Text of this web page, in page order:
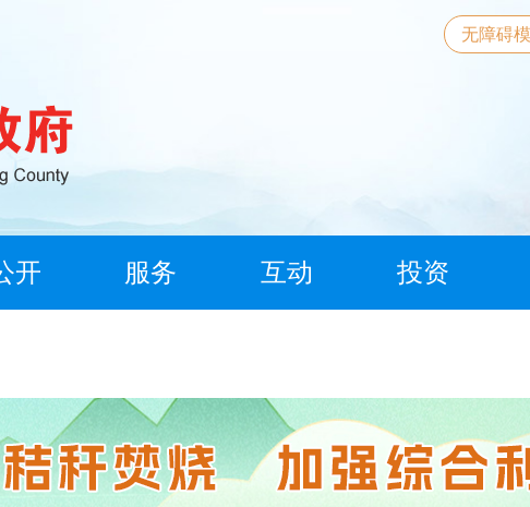
无障碍
开 服务 互动 投资